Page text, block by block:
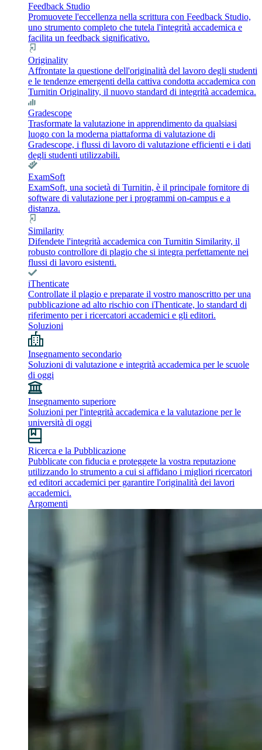
Feedback Studio
Promuovete l'eccellenza nella scrittura con Feedback Studio,
uno strumento completo che tutela l'integrità accademica e
facilita un feedback significativo.
Originality
Affrontate la questione dell'originalità del lavoro degli studenti
e le tendenze emergenti della cattiva condotta accademica con
Turnitin Originality, il nuovo standard di integrità accademica.
Gradescope
Trasformate la valutazione in apprendimento da qualsiasi
luogo con la moderna piattaforma di valutazione di
Gradescope, i flussi di lavoro di valutazione efficienti e i dati
degli studenti utilizzabili.
ExamSoft
ExamSoft, una società di Turnitin, è il principale fornitore di
software di valutazione per i programmi on-campus e a
distanza.
Similarity
Difendete l'integrità accademica con Turnitin Similarity, il
robusto controllore di plagio che si integra perfettamente nei
flussi di lavoro esistenti.
iThenticate
Controllate il plagio e preparate il vostro manoscritto per una
pubblicazione ad alto rischio con iThenticate, lo standard di
riferimento per i ricercatori accademici e gli editori.
Soluzioni
Insegnamento secondario
Soluzioni di valutazione e integrità accademica per le scuole
di oggi
Insegnamento superiore
Soluzioni per l'integrità accademica e la valutazione per le
università di oggi
Ricerca e la Pubblicazione
Pubblicate con fiducia e proteggete la vostra reputazione
utilizzando lo strumento a cui si affidano i migliori ricercatori
ed editori accademici per garantire l'originalità dei lavori
accademici.
Argomenti